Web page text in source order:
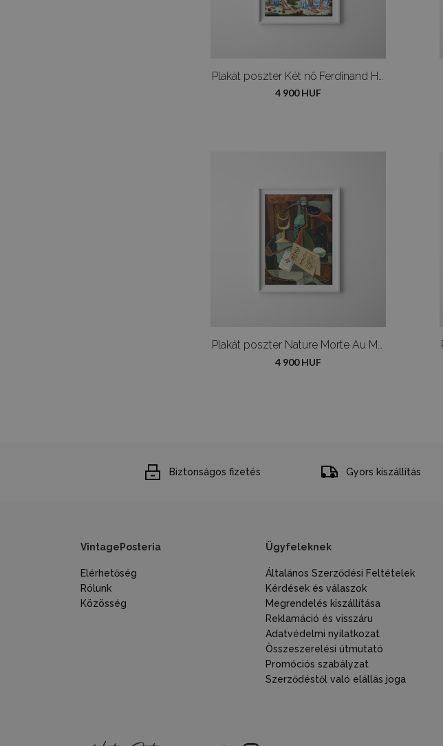
4 900 HUF
Plakát poszter Nature Morte Au Menu et Au Siphon Louis Marcooussis
4 900 HUF
Biztonságos fizetés Gyors kiszállítás
VintagePosteria
Elérhetőség
Rólunk
Közösség
Ügyfeleknek
Általános Szerződési Feltételek
Kérdések és válaszok
Megrendelés kiszállítása
Reklamáció és visszáru
Adatvédelmi nyilatkozat
Összeszerelési útmutató
Promóciós szabályzat
Szerződéstől való elállás joga